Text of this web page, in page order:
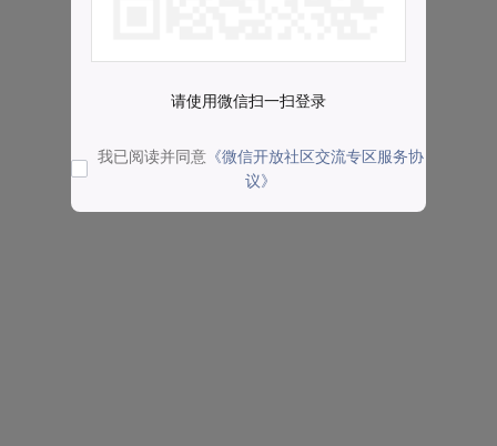
请使用微信扫一扫登录
我已阅读并同意 《微信开放社区交流专区服务协
议》